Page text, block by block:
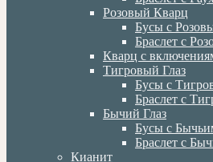
Розовый Кварц
Бусы с
Браслет с
Кварц с
Тигровый Глаз
Бусы с
Браслет с
Бычий Глаз
Бусы с
Браслет с
Кианит